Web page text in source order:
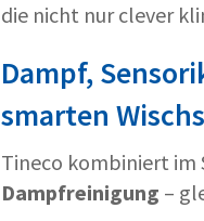
die nicht nur clever
Dampf,
smarten
Tineco kombiniert im
Dampfreinigung –